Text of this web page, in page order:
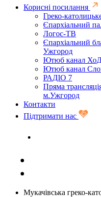
Корисні посилання
Греко-
Єпархіальний
Логос-ТВ
Єпархіальний
Ужгород
Ютюб канал
Ютюб канал
РАДІО 7
Пряма
м.Ужгород
Контакти
Підтримати нас
Мукачівська греко-